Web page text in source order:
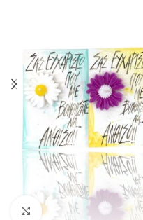
Click to enlarge